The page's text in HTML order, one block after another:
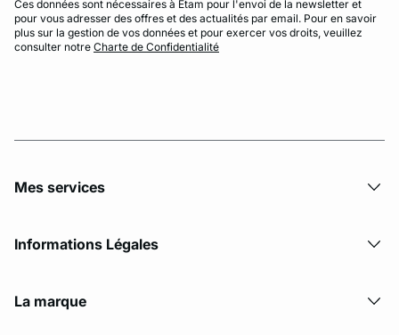
Ces données sont nécessaires à Etam pour l'envoi de la newsletter et
pour vous adresser des offres et des actualités par email. Pour en savoir
plus sur la gestion de vos données et pour exercer vos droits, veuillez
consulter notre Charte de Confidentialité
Mes services
Informations Légales
La marque